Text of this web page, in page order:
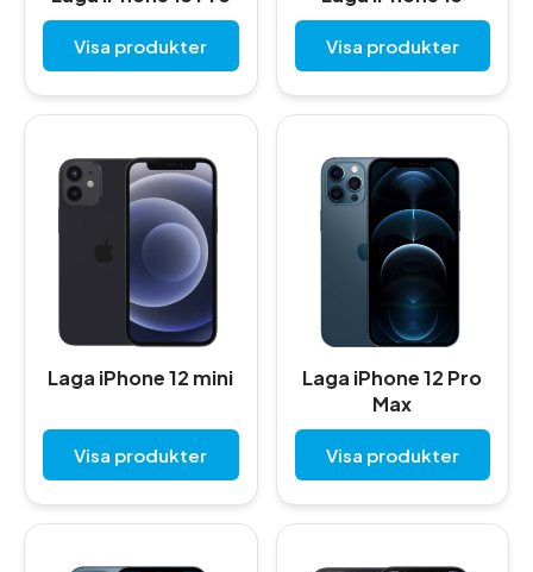
Visa produkter Visa produkter
Laga iPhone 12 mini
Visa produkter
Laga iPhone 12 Pro
Max
Visa produkter